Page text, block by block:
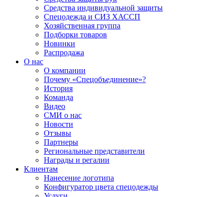
Средства индивидуальной защиты
Спецодежда и СИЗ ХАССП
Хозяйственная группа
Подборки товаров
Новинки
Распродажа
О нас
О компании
Почему «Спецобъединение»?
История
Команда
Видео
СМИ о нас
Новости
Отзывы
Партнеры
Региональные представители
Награды и регалии
Клиентам
Нанесение логотипа
Конфигуратор цвета спецодежды